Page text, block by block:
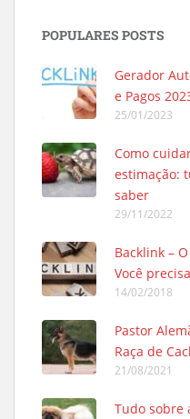
POPULARES POSTS
Gerador
e Pagos
25/01/2023
Como
estimação:
saber
29/11/2022
Backlink –
Você
14/02/2018
Pastor
Raça de
21/08/2021
Tudo sobre